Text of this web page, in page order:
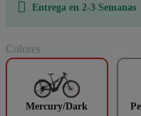
Entrega en 2-3 Semanas
Colores
Mercury/Dark